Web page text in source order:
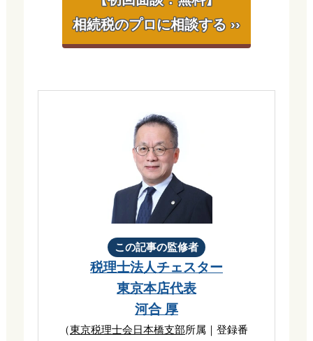
相続税のプロに相談する ››
この記事の監修者
税理士法人チェスター
東京本店代表
河合 厚
（東京税理士会日本橋支部所属｜登録番